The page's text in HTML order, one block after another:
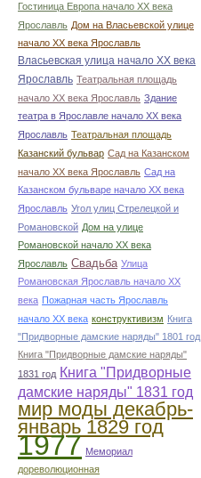
Гостиница Европа начало ХХ века
Ярославль Дом на Власьевской улице
начало ХХ века Ярославль
Власьевская улица начало ХХ века
Ярославль Театральная площадь
начало ХХ века Ярославль Здание
театра в Ярославле начало ХХ века
Ярославль Театральная площадь
Казанский бульвар Сад на Казанском
начало ХХ века Ярославль Сад на
Казанском бульваре начало ХХ века
Ярославль Угол улиц Стрелецкой и
Романовской Дом на улице
Романовской начало ХХ века
Ярославль Свадьба Улица
Романовская Ярославль начало ХХ
века Пожарная часть Ярославль
начало ХХ века конструктивизм Книга
"Придворные дамские наряды" 1801 год
Книга "Придворные дамские наряды"
1831 год Книга "Придворные
дамские наряды" 1831 год
мир моды декабрь-
январь 1829 год
1977 Мемориал
дореволюционная